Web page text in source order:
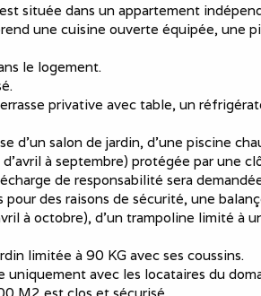
située dans un appartement
une cuisine ouverte équipée, une
le logement.​
privative avec table, un
d'un salon de jardin, d’une piscine
à septembre) protégée par une
de responsabilité sera
pour des raisons de sécurité, une
à octobre), d'un trampoline limité à
limitée à 90 KG avec ses coussins.
uniquement avec les locataires du
M2 est clos et sécurisé.